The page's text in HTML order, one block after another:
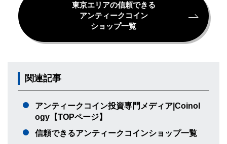
東京エリアの信頼できる
アンティークコイン
ショップ一覧
関連記事
アンティークコイン投資専門メディア|Coinol
ogy【TOPページ】
信頼できるアンティークコインショップ一覧